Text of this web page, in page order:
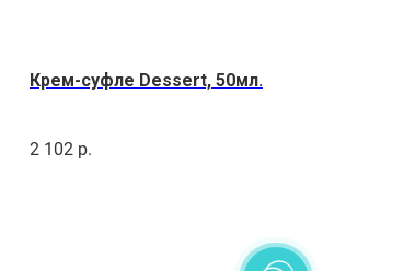
Крем-суфле Dessert, 50мл.
2 102 р.